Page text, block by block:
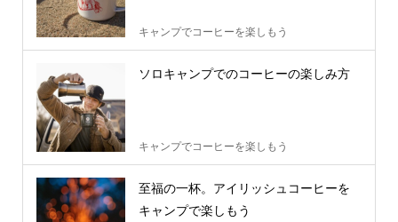
キャンプでコーヒーを楽しもう
ソロキャンプでのコーヒーの楽しみ方
キャンプでコーヒーを楽しもう
至福の一杯。アイリッシュコーヒーを
キャンプで楽しもう